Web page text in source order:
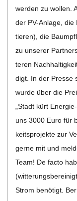
wer­den zu wol­len.
der PV-Anlage,
tie­ren), die
zu unse­rer
te­ren
digt. In der Presse
wurde über die
„Stadt kürt
uns 3000 Euro für
keits­pro­jekte zur
gerne mit und
Team! De facto
Strom benö­tigt.